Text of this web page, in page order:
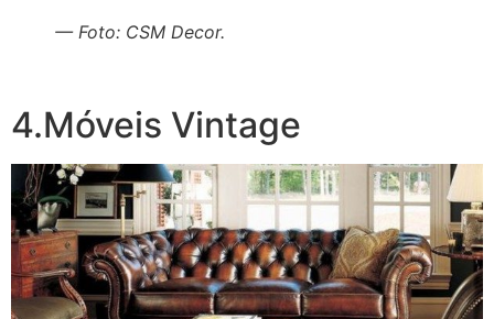
— Foto: CSM Decor.
4.Móveis Vintage